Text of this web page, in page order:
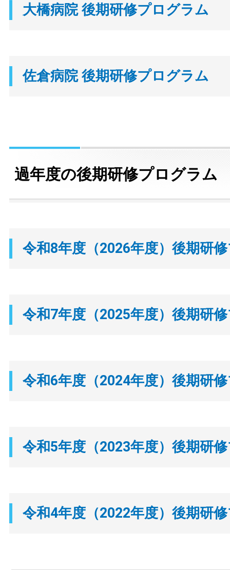
大橋病院 後期研修プログラム
佐倉病院 後期研修プログラム
過年度の後期研修プログラム
令和8年度（2026年度）後期研
令和7年度（2025年度）後期研
令和6年度（2024年度）後期研
令和5年度（2023年度）後期研
令和4年度（2022年度）後期研